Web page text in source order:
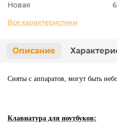
Новая
Все характеристики
Описание
Сняты с аппаратов, могут быть
Клавиатура для ноутбуков: